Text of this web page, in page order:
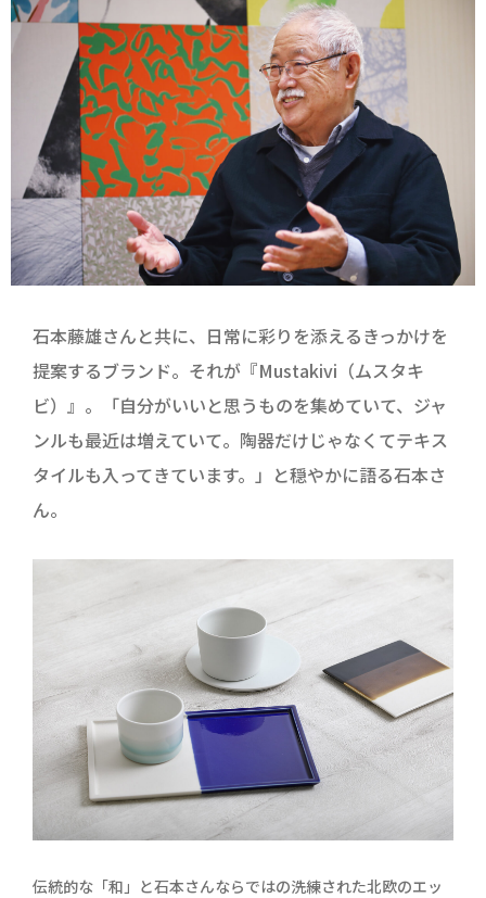
石本藤雄さんと共に、日常に彩りを添えるきっかけを
提案するブランド。それが『Mustakivi（ムスタキ
ビ）』。「自分がいいと思うものを集めていて、ジャ
ンルも最近は増えていて。陶器だけじゃなくてテキス
タイルも入ってきています。」と穏やかに語る石本さ
ん。
伝統的な「和」と石本さんならではの洗練された北欧のエッ